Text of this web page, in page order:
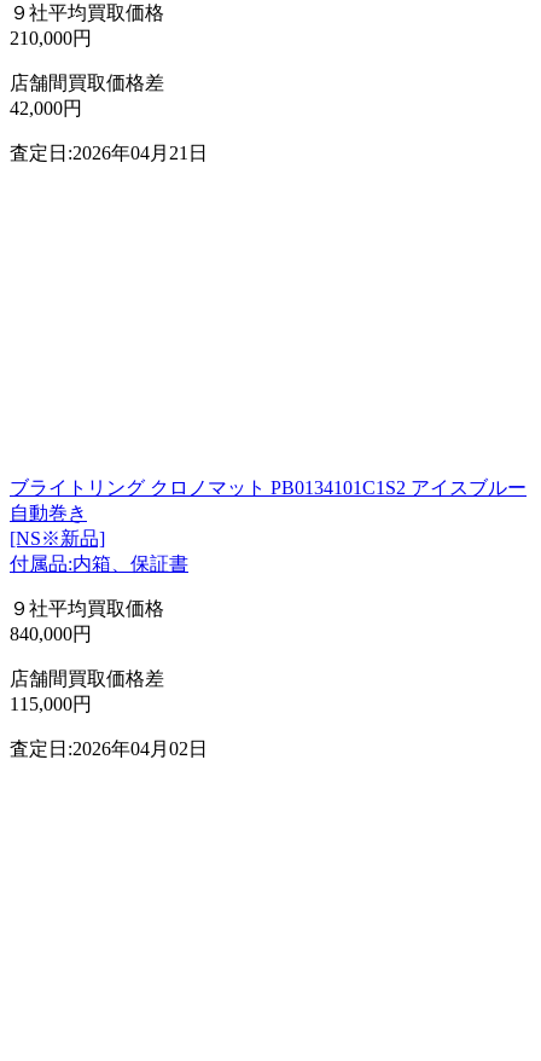
９社平均買取価格
210,000円
店舗間買取価格差
42,000円
査定日:2026年04月21日
ブライトリング クロノマット PB0134101C1S2 アイスブルー
自動巻き
[NS※新品]
付属品:内箱、保証書
９社平均買取価格
840,000円
店舗間買取価格差
115,000円
査定日:2026年04月02日